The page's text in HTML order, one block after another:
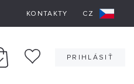
KONTAKTY CZ
PRIHLÁSIŤ